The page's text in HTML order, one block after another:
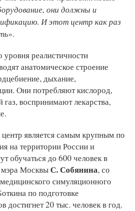
они должны и
И этот центр как раз
».
реалистичности
анатомическое строение
дыхание,
Они потребляют кислород,
газ, воспринимают лекарства,
является самым крупным по
на территории России и
обучаться до 600 человек в
мэра МосквыС. Собянина, со
симуляционного
по подготовке
достигнет 20 тыс. человек в год.